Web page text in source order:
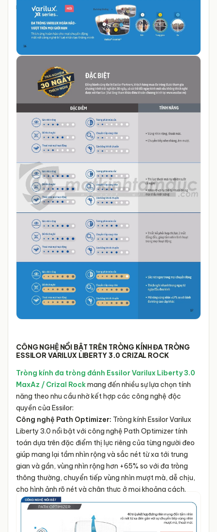
mang tính thẩm mỹ cao.
CÔNG NGHỆ NỔI BẬT TRÊN TRÒNG KÍNH ĐA TRÒNG
ESSILOR VARILUX LIBERTY 3.0 CRIZAL ROCK
Tròng kính đa tròng đánh Essilor Varilux Liberty 3.0
MaxAz / Crizal Rockmang đến nhiều sự lựa chọn tính
năng theo nhu cầu nhờ kết hợp các công nghệ độc
quyền của Essilor:
Công nghệ Path Optimizer: Tròng kính Essilor Varilux
Liberty 3.0 nổi bật với công nghệ Path Optimizer tính
toán dựa trên đặc điểm thị lực riêng của từng người đeo
giúp mang lại tầm nhìn rộng và sắc nét từ xa tới trung
gian và gần, vùng nhìn rộng hơn +65% so với đa tròng
thông thường, chuyển tiếp vùng nhìn mượt mà, dễ chịu,
cho hình ảnh rõ nét và chân thực ở mọi khoảng cách.
Tròng kính đa tròng Essilor Varilux Liberty 3.0 Clear
– Đa tròng cơ bản Essilor với 5 tính năng:Bảo vệ mắt
toàn diện trước các tác nhân ảnh hưởng đến thị lực: